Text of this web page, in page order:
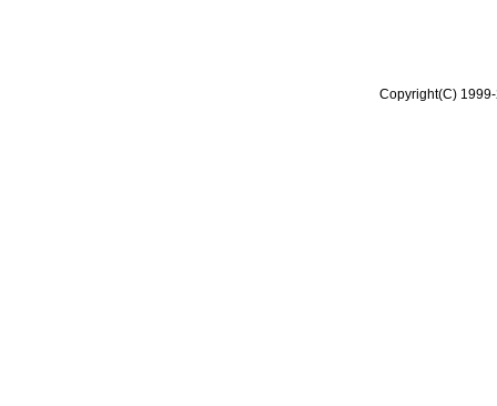
Copyright(C)